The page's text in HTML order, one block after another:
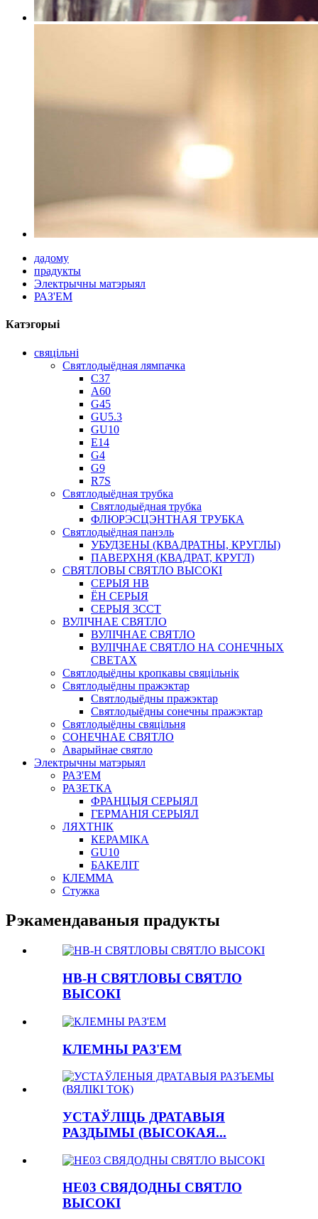
дадому
прадукты
Электрычны матэрыял
РАЗ'ЕМ
Катэгорыі
свяцільні
Святлодыёдная лямпачка
C37
A60
G45
GU5.3
GU10
E14
G4
G9
R7S
Святлодыёдная трубка
Святлодыёдная трубка
ФЛЮРЭСЦЭНТНАЯ ТРУБКА
Святлодыёдная панэль
УБУДЗЕНЫ (КВАДРАТНЫ, КРУГЛЫ)
ПАВЕРХНЯ (КВАДРАТ, КРУГЛ)
СВЯТЛОВЫ СВЯТЛО ВЫСОКІ
СЕРЫЯ HB
ЁН СЕРЫЯ
СЕРЫЯ 3CCT
ВУЛІЧНАЕ СВЯТЛО
ВУЛІЧНАЕ СВЯТЛО
ВУЛІЧНАЕ СВЯТЛО НА СОНЕЧНЫХ
СВЕТАХ
Святлодыёдны кропкавы свяцільнік
Святлодыёдны пражэктар
Святлодыёдны пражэктар
Святлодыёдны сонечны пражэктар
Святлодыёдны свяцільня
СОНЕЧНАЕ СВЯТЛО
Аварыйнае святло
Электрычны матэрыял
РАЗ'ЕМ
РАЗЕТКА
ФРАНЦЫЯ СЕРЫЯЛ
ГЕРМАНІЯ СЕРЫЯЛ
ЛЯХТНІК
КЕРАМІКА
GU10
БАКЕЛІТ
КЛЕММА
Стужка
Рэкамендаваныя прадукты
HB-H СВЯТЛОВЫ СВЯТЛО
ВЫСОКІ
КЛЕМНЫ РАЗ'ЕМ
УСТАЎЛІЦЬ ДРАТАВЫЯ
РАЗДЫМЫ (ВЫСОКАЯ...
HE03 СВЯДОДНЫ СВЯТЛО
ВЫСОКІ